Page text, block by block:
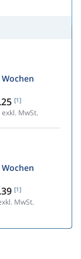
Wochen
[1]
exkl. MwSt.
Wochen
[1]
MwSt.